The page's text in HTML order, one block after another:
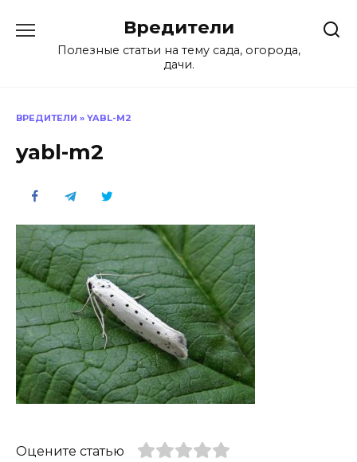
содержанию
Вредители
Полезные статьи на тему сада, огорода,
дачи.
ВРЕДИТЕЛИ » YABL-M2
yabl-m2
Оцените статью